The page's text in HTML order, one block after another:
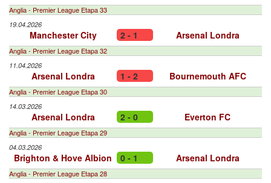
Anglia - Premier League Etapa 33
19.04.2026
Manchester City 2 - 1 Arsenal Londra
Anglia - Premier League Etapa 32
11.04.2026
Arsenal Londra 1 - 2 Bournemouth AFC
Anglia - Premier League Etapa 30
14.03.2026
Arsenal Londra 2 - 0 Everton FC
Anglia - Premier League Etapa 29
04.03.2026
Brighton & Hove Albion 0 - 1 Arsenal Londra
Anglia - Premier League Etapa 28